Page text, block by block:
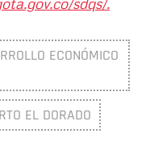
ECONÓMICO
EL DORADO